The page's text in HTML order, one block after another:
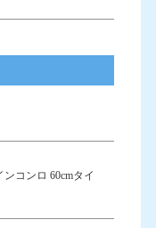
コンロ 60cmタイ